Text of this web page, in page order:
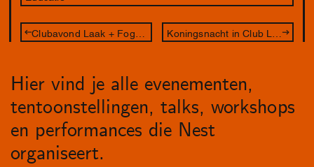
Hier vind je alle evenementen,
tentoonstellingen, talks, workshops
en performances die Nest
organiseert.